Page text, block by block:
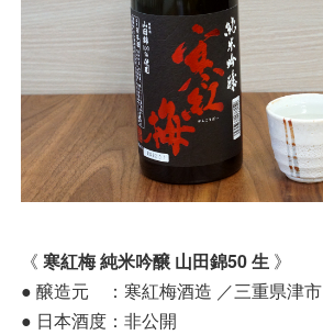
《 寒紅梅 純米吟醸 山田錦50 生 》
● 醸造元 ：寒紅梅酒造 ／三重県津市
● 日本酒度：非公開